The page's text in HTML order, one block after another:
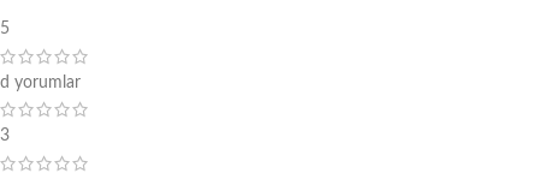
5
d yorumlar
3